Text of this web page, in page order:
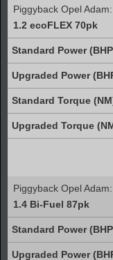
Piggyback Opel Adam:
1.2 ecoFLEX 70pk
Piggyback Opel Adam:
1.4 Bi-Fuel 87pk